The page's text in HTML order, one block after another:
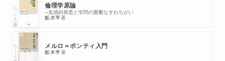
ちくま新書 倫理学原論
─直感的善悪と学問の憂鬱なすれちがい
船木亨著
ちくま新書 メルロ＝ポンティ入門
船木亨著